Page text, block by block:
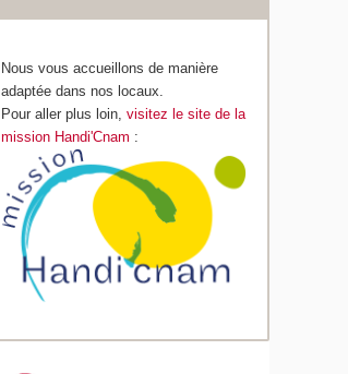
Nous vous accueillons de manière
adaptée dans nos locaux.
Pour aller plus loin,visitez le site de la
mission Handi'Cnam :